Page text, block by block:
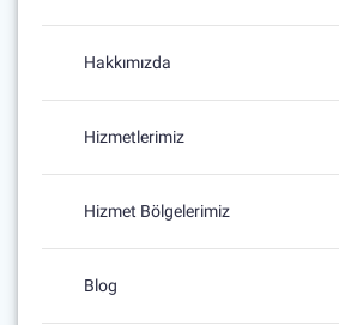
Hakkımızda
Hizmetlerimiz
Hizmet Bölgelerimiz
Blog